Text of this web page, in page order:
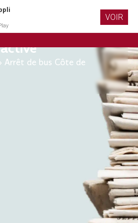
Arrêt de bus Côte de
VOIR